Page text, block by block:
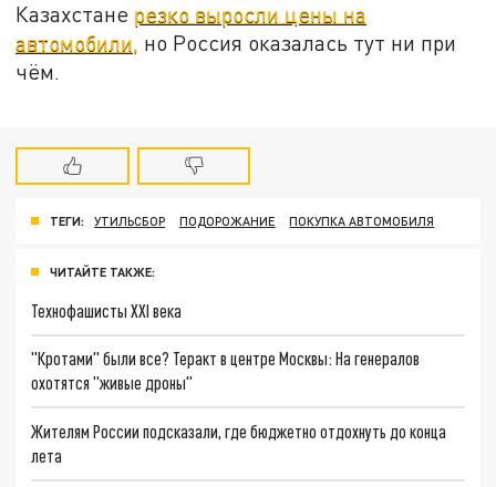
Казахстане резко выросли цены на
автомобили, но Россия оказалась тут ни при
чём.
ТЕГИ: УТИЛЬСБОР ПОДОРОЖАНИЕ ПОКУПКА АВТОМОБИЛЯ
ЧИТАЙТЕ ТАКЖЕ:
Технофашисты XXI века
"Кротами" были все? Теракт в центре Москвы: На генералов
охотятся "живые дроны"
Жителям России подсказали, где бюджетно отдохнуть до конца
лета